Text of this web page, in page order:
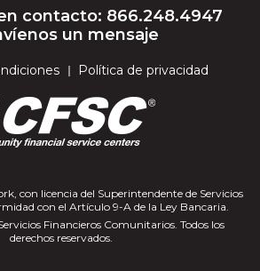
contacto: 866.248.4947
un mensaje
Política de privacidad
con licencia del Superintendente de Servicios
con el Artículo 9-A de la Ley Bancaria.
Financieros Comunitarios. Todos los
derechos reservados.